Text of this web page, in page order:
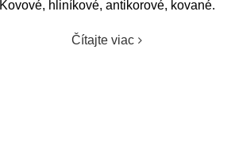
Kovové, hliníkové, antikorové, kované.